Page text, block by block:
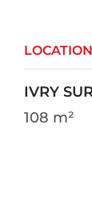
IVRY
108 m²